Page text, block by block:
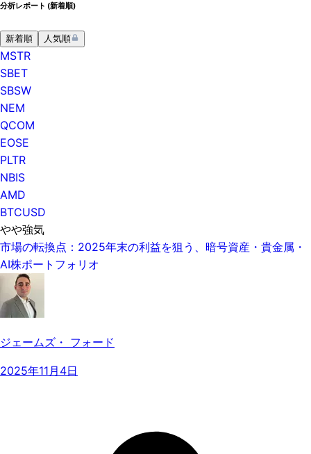
分析レポート (新着順)
新着順 人気順
MSTR
SBET
SBSW
NEM
QCOM
EOSE
PLTR
NBIS
AMD
BTCUSD
やや強気
市場の転換点：2025年末の利益を狙う、暗号資産・貴金属・
AI株ポートフォリオ
ジェームズ・ フォード
2025年11月4日